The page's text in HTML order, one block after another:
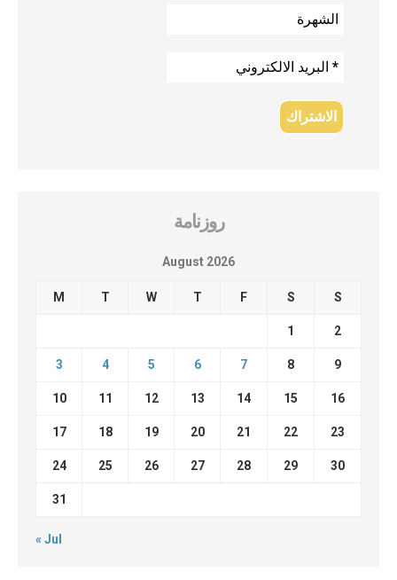
روزنامة
August 2026
M T W T F S S
1 2
3 4 5 6 7 8 9
10 11 12 13 14 15 16
17 18 19 20 21 22 23
24 25 26 27 28 29 30
31
« Jul